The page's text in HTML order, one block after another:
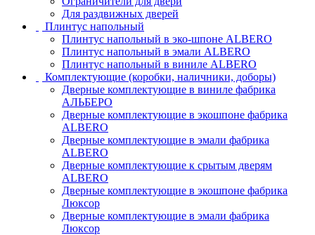
Для раздвижных дверей
Плинтус напольный
Плинтус напольный в эко-шпоне ALBERO
Плинтус напольный в эмали ALBERO
Плинтус напольный в виниле ALBERO
Комплектующие (коробки, наличники, доборы)
Дверные комплектующие в виниле фабрика
АЛЬБЕРО
Дверные комплектующие в экошпоне фабрика
ALBERO
Дверные комплектующие в эмали фабрика
ALBERO
Дверные комплектующие к срытым дверям
ALBERO
Дверные комплектующие в экошпоне фабрика
Люксор
Дверные комплектующие в эмали фабрика
Люксор